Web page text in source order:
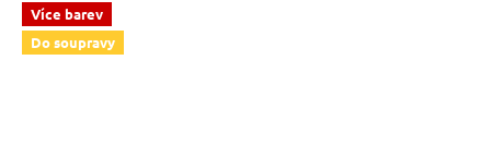
Více barev
Do soupravy